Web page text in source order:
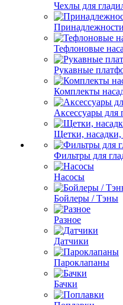
Чехлы для
Принадлежности
Тефлоновые
Рукавные
Комплекты
Аксессуары для
Щетки, насадки,
Фильтры для
Насосы
Бойлеры / Тэны
Разное
Датчики
Пароклапаны
Бачки